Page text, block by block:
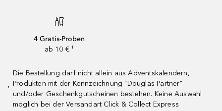
4 Gratis-Proben
ab 10 € ¹
¹
Die Bestellung darf nicht allein aus Adventskalendern,
Produkten mit der Kennzeichnung "Douglas Partner"
und/oder Geschenkgutscheinen bestehen. Keine Auswahl
möglich bei der Versandart Click & Collect Express